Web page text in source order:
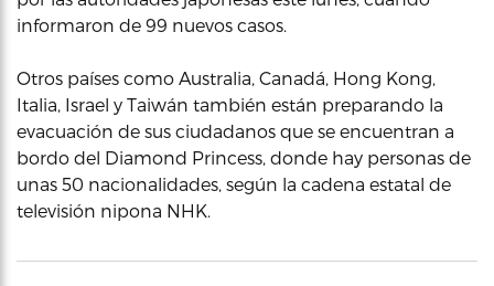
informaron de 99 nuevos casos.
Otros países como Australia, Canadá, Hong Kong,
Italia, Israel y Taiwán también están preparando la
evacuación de sus ciudadanos que se encuentran a
bordo del Diamond Princess, donde hay personas de
unas 50 nacionalidades, según la cadena estatal de
televisión nipona NHK.